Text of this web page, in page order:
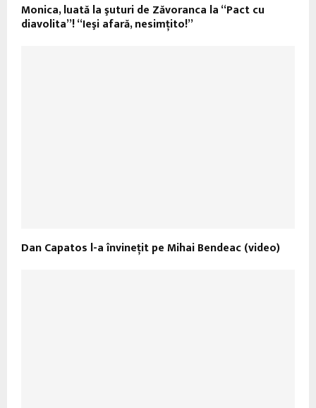
Monica, luată la şuturi de Zăvoranca la “Pact cu
diavolita”! “Ieşi afară, nesimţito!”
Dan Capatos l-a învineţit pe Mihai Bendeac (video)